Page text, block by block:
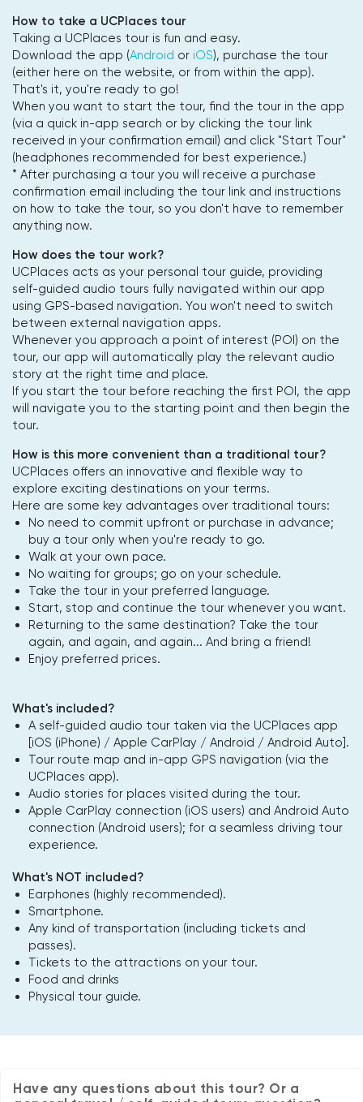
How to take a UCPlaces tour
Taking a UCPlaces tour is fun and easy.
Download the app (Android or iOS), purchase the tour
(either here on the website, or from within the app).
That's it, you're ready to go!
When you want to start the tour, find the tour in the app
(via a quick in-app search or by clicking the tour link
received in your confirmation email) and click "Start Tour"
(headphones recommended for best experience.)
* After purchasing a tour you will receive a purchase
confirmation email including the tour link and instructions
on how to take the tour, so you don't have to remember
anything now.
How does the tour work?
UCPlaces acts as your personal tour guide, providing
self-guided audio tours fully navigated within our app
using GPS-based navigation. You won't need to switch
between external navigation apps.
Whenever you approach a point of interest (POI) on the
tour, our app will automatically play the relevant audio
story at the right time and place.
If you start the tour before reaching the first POI, the app
will navigate you to the starting point and then begin the
tour.
How is this more convenient than a traditional tour?
UCPlaces offers an innovative and flexible way to
explore exciting destinations on your terms.
Here are some key advantages over traditional tours:
No need to commit upfront or purchase in advance;
buy a tour only when you're ready to go.
Walk at your own pace.
No waiting for groups; go on your schedule.
Take the tour in your preferred language.
Start, stop and continue the tour whenever you want.
Returning to the same destination? Take the tour
again, and again, and again... And bring a friend!
Enjoy preferred prices.
What's included?
A self-guided audio tour taken via the UCPlaces app
[iOS (iPhone) / Apple CarPlay / Android / Android Auto].
Tour route map and in-app GPS navigation (via the
UCPlaces app).
Audio stories for places visited during the tour.
Apple CarPlay connection (iOS users) and Android Auto
connection (Android users); for a seamless driving tour
experience.
What's NOT included?
Earphones (highly recommended).
Smartphone.
Any kind of transportation (including tickets and
passes).
Tickets to the attractions on your tour.
Food and drinks
Physical tour guide.
Have any questions about this tour? Or a